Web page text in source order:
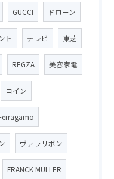
GUCCI ドローン
ト テレビ 東芝
REGZA 美容家電
コイン
ヴァラリボン
FRANCK MULLER